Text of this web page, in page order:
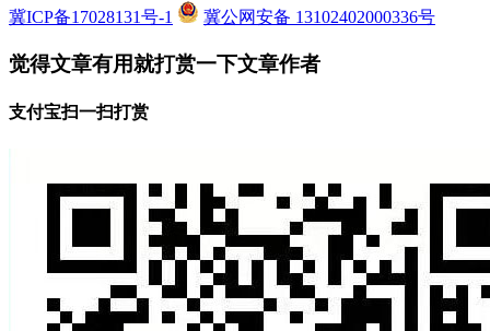
冀ICP备17028131号-1
冀公网安备 13102402000336号
觉得文章有用就打赏一下文章作者
支付宝扫一扫打赏